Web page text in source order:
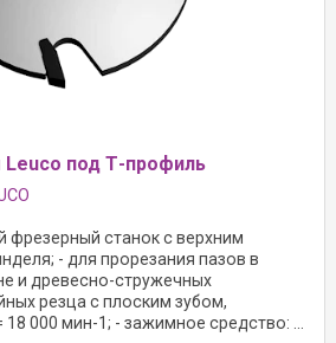
под Т-профиль
фрезерный станок с верхним
- для прорезания пазов в
и древесно-стружечных
резца с плоским зубом,
000 мин-1; - зажимное средство: ...